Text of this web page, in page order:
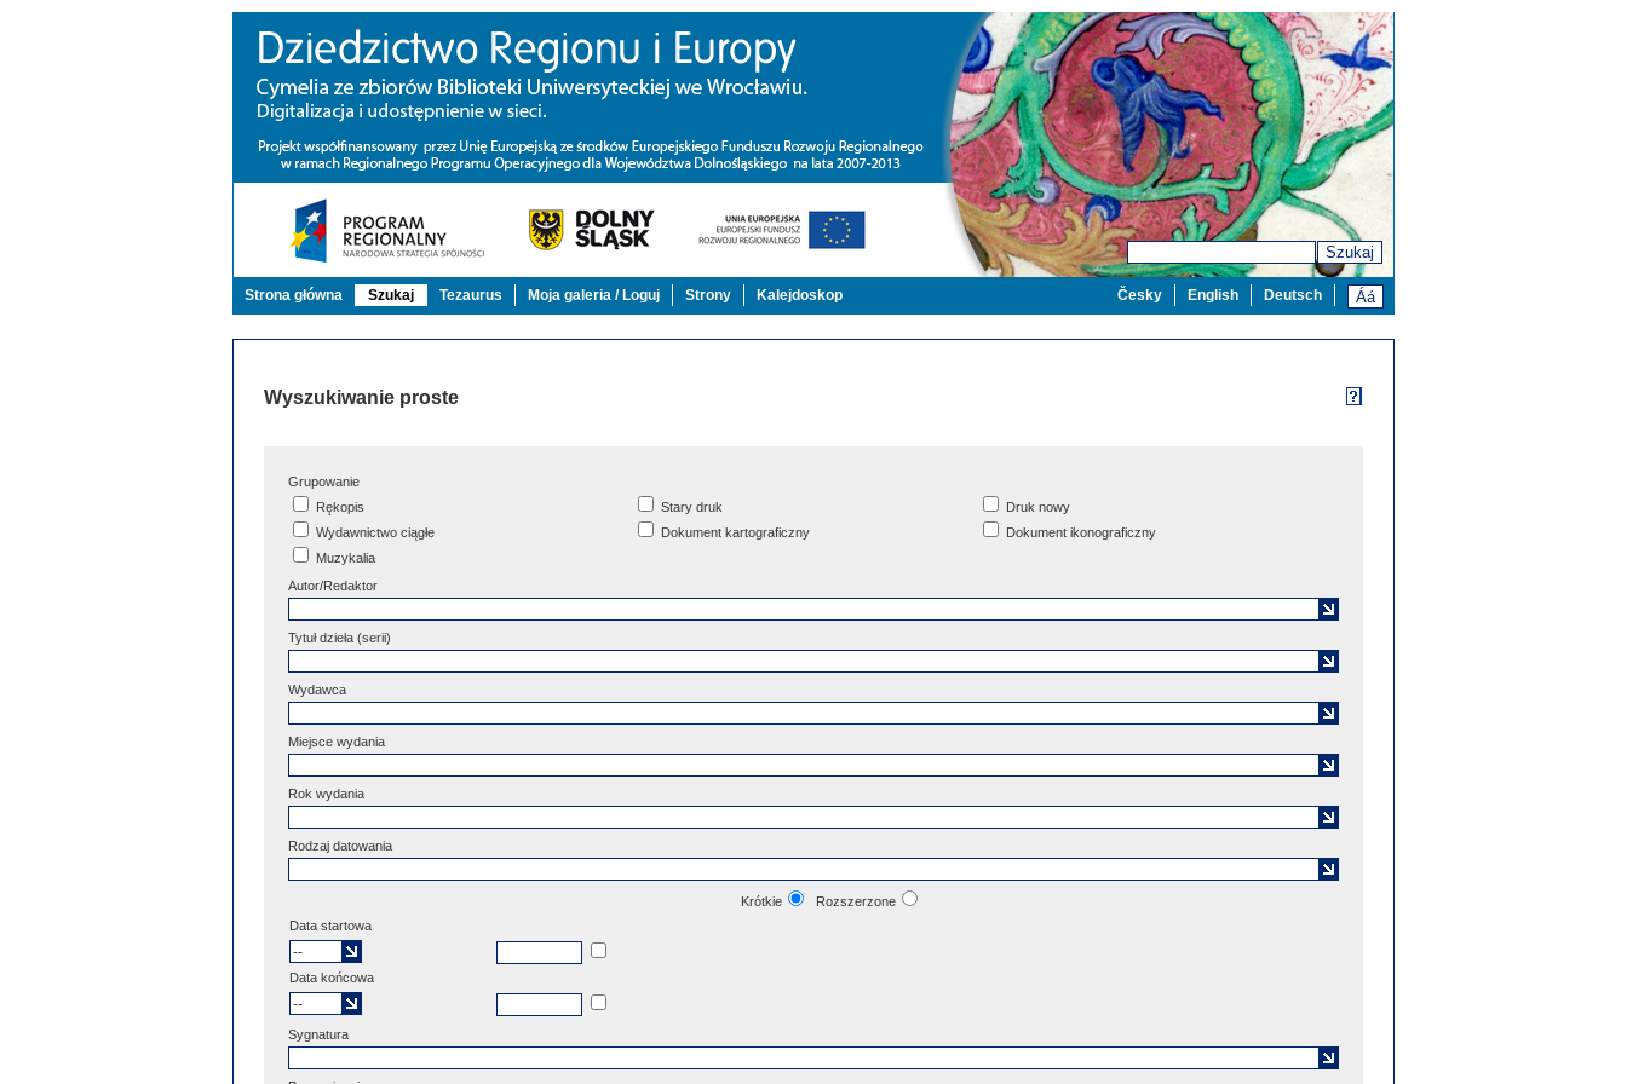
Szukaj
Strona główna Szukaj Tezaurus Moja galeria / Loguj Strony Kalejdoskop Deutsch
English
Česky
Wyszukiwanie proste
Grupowanie
Rękopis
Stary druk
Druk nowy
Wydawnictwo ciągłe
Dokument kartograficzny
Dokument ikonograficzny
Muzykalia
Autor/Redaktor
Tytuł dzieła (serii)
Wydawca
Miejsce wydania
Rok wydania
Rodzaj datowania
Krótkie
Rozszerzone
Data startowa
Data końcowa
Sygnatura